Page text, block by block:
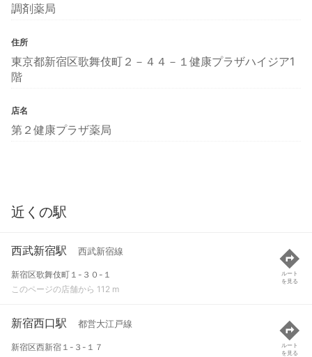
調剤薬局
住所
東京都新宿区歌舞伎町２－４４－１健康プラザハイジア1
階
店名
第２健康プラザ薬局
近くの駅
西武新宿駅 西武新宿線
新宿区歌舞伎町１-３０-１
このページの店舗から 112 m
ルート
を見る
新宿西口駅 都営大江戸線
新宿区西新宿１-３-１７
ルート
を見る